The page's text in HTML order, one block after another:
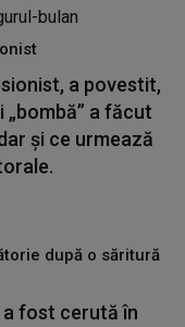
a povestit,
„bombă” a făcut
și ce urmează
după o săritură
fost cerută în